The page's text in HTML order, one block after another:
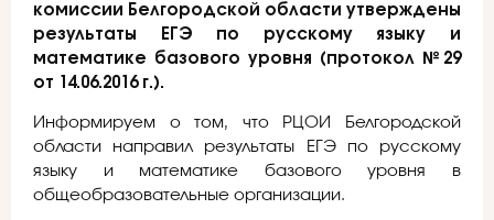
комиссии Белгородской области утверждены
результаты ЕГЭ по русскому языку и
математике базового уровня (протокол №29
от 14.06.2016 г.).
Информируем о том, что РЦОИ Белгородской
области направил результаты ЕГЭ по русскому
языку и математике базового уровня в
общеобразовательные организации.